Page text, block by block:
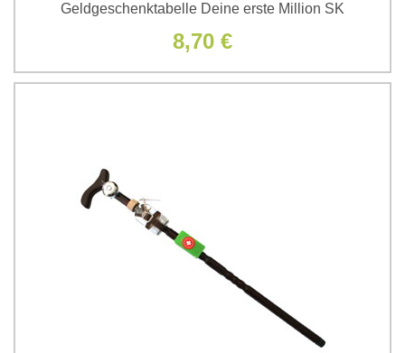
Geldgeschenktabelle Deine erste Million SK
8,70 €